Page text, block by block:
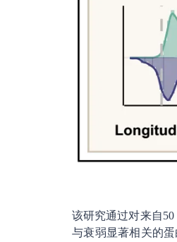
该研究通过对来自
与衰弱显著相关的